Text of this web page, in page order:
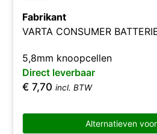
Fabrikant
VARTA CONSUMER
5,8mm knoopcellen
Direct leverbaar
€ 7,70 incl. BTW
Alternatieven voor